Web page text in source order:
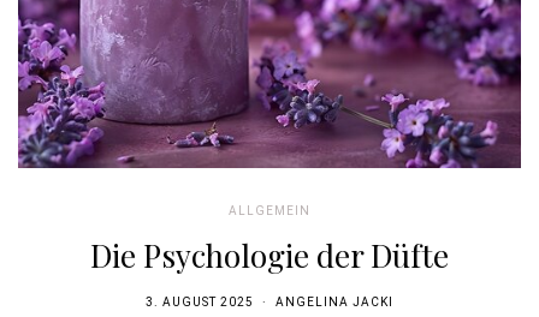
ALLGEMEIN
Die Psychologie der Düfte
3. AUGUST 2025 ANGELINA JACKI